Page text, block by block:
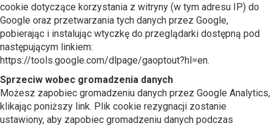
cookie dotyczące korzystania z witryny (w tym adresu IP) do
Google oraz przetwarzania tych danych przez Google,
pobierając i instalując wtyczkę do przeglądarki dostępną pod
następującym linkiem:
https://tools.google.com/dlpage/gaoptout?hl=en.
Sprzeciw wobec gromadzenia danych
Możesz zapobiec gromadzeniu danych przez Google Analytics,
klikając poniższy link. Plik cookie rezygnacji zostanie
ustawiony, aby zapobiec gromadzeniu danych podczas